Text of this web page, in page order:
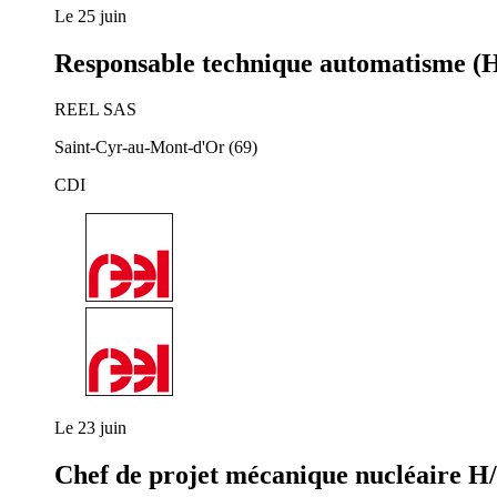
Le 25 juin
Responsable technique automatisme
REEL SAS
Saint-Cyr-au-Mont-d'Or (69)
CDI
Le 23 juin
Chef de projet mécanique nucléaire